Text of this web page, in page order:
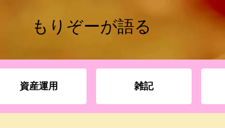
もりぞーが語る
資産運用 雑記